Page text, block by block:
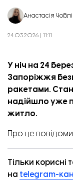
Анастасія
24.03.2026 | 11:11
У ніч на 24
Запоріжжя
ракетами.
надійшло уже
житло.
Про це
Тільки корисні
на telegram-